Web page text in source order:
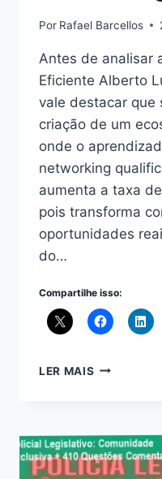
Por Rafael Barcellos
Antes de analisar
Eficiente Alberto
vale destacar que
criação de um
onde o
networking
aumenta a taxa
pois transforma
oportunidades
do…
Compartilhe isso:
LER MAIS GRUPO
DE
ALBERTO
LUIZ: